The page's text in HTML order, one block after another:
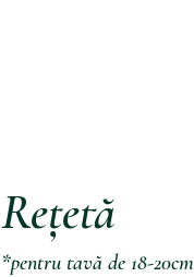
Rețetă
*pentru tavă de 18-20cm